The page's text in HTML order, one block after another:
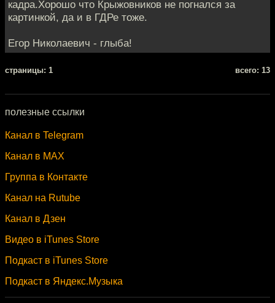
кадра.Хорошо что Крыжовников не погнался за
картинкой, да и в ГДРе тоже.
Егор Николаевич - глыба!
cтраницы: 1 всего: 13
полезные ссылки
Канал в Telegram
Канал в MAX
Группа в Контакте
Канал на Rutube
Канал в Дзен
Видео в iTunes Store
Подкаст в iTunes Store
Подкаст в Яндекс.Музыка